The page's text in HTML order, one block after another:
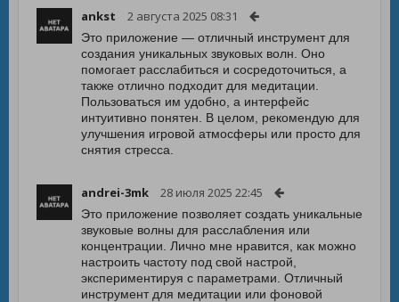
ankst 2 августа 2025 08:31
Это приложение — отличный инструмент для
создания уникальных звуковых волн. Оно
помогает расслабиться и сосредоточиться, а
также отлично подходит для медитации.
Пользоваться им удобно, а интерфейс
интуитивно понятен. В целом, рекомендую для
улучшения игровой атмосферы или просто для
снятия стресса.
andrei-3mk 28 июля 2025 22:45
Это приложение позволяет создать уникальные
звуковые волны для расслабления или
концентрации. Лично мне нравится, как можно
настроить частоту под свой настрой,
экспериментируя с параметрами. Отличный
инструмент для медитации или фоновой